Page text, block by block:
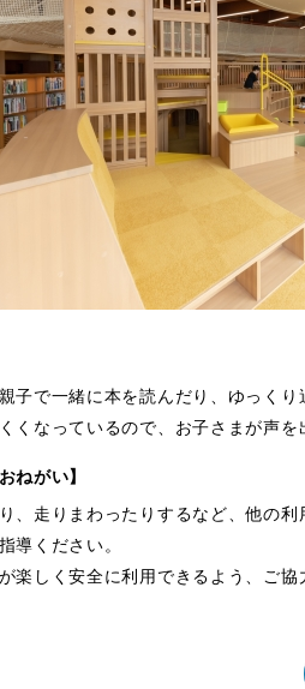
子で一緒に本を読んだり、ゆっく
くなっているので、お子さまが声を
ねがい】
、走りまわったりするなど、他の
導ください。
楽しく安全に利用できるよう、ご協